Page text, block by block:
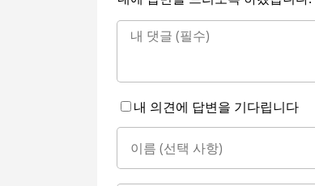
내 의견에 답변을 기다립니다